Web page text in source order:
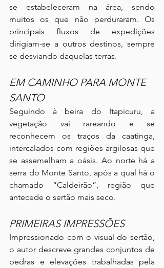
se estabeleceram na área, sendo
muitos os que não perduraram. Os
principais fluxos de expedições
dirigiam-se a outros destinos, sempre
se desviando daquelas terras.
EM CAMINHO PARA MONTE
SANTO
Seguindo à beira do Itapicuru, a
vegetação vai rareando e se
reconhecem os traços da caatinga,
intercalados com regiões argilosas que
se assemelham a oásis. Ao norte há a
serra do Monte Santo, após a qual há o
chamado “Caldeirão”, região que
antecede o sertão mais seco.
PRIMEIRAS IMPRESSÕES
Impressionado com o visual do sertão,
o autor descreve grandes conjuntos de
pedras e elevações trabalhadas pela